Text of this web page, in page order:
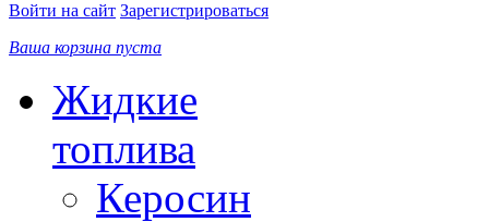
Войти на сайт Зарегистрироваться
Ваша корзина пуста
Жидкие
топлива
Керосин